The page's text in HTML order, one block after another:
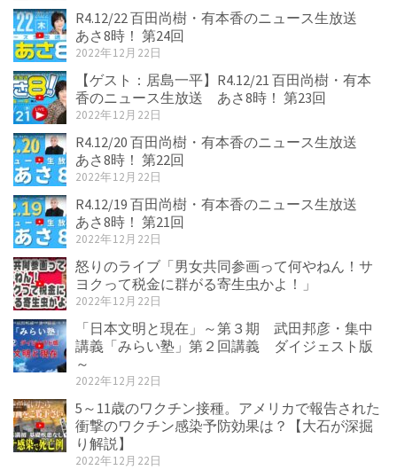
R4.12/22 百田尚樹・有本香のニュース生放送
あさ8時！ 第24回
2022年12月22日
【ゲスト：居島一平】R4.12/21 百田尚樹・有本
香のニュース生放送 あさ8時！ 第23回
2022年12月22日
R4.12/20 百田尚樹・有本香のニュース生放送
あさ8時！ 第22回
2022年12月22日
R4.12/19 百田尚樹・有本香のニュース生放送
あさ8時！ 第21回
2022年12月22日
怒りのライブ「男女共同参画って何やねん！サ
ヨクって税金に群がる寄生虫かよ！」
2022年12月22日
「日本文明と現在」～第３期 武田邦彦・集中
講義「みらい塾」第２回講義 ダイジェスト版
～
2022年12月22日
5～11歳のワクチン接種。アメリカで報告された
衝撃のワクチン感染予防効果は？【大石が深掘
り解説】
2022年12月22日